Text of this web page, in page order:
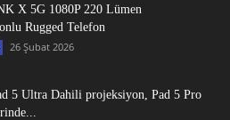
X 5G 1080P 220 Lümen
Rugged Telefon
26 Şubat 2026
5 Ultra Dahili projeksiyon, Pad 5 Pro